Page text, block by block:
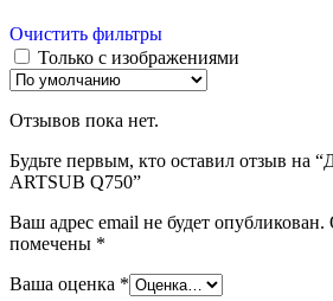
Очистить фильтры
Только с изображениями
Отзывов пока нет.
Будьте первым, кто оставил отзыв на
ARTSUB Q750”
Ваш адрес email не будет опубликован.
помечены *
Ваша оценка *